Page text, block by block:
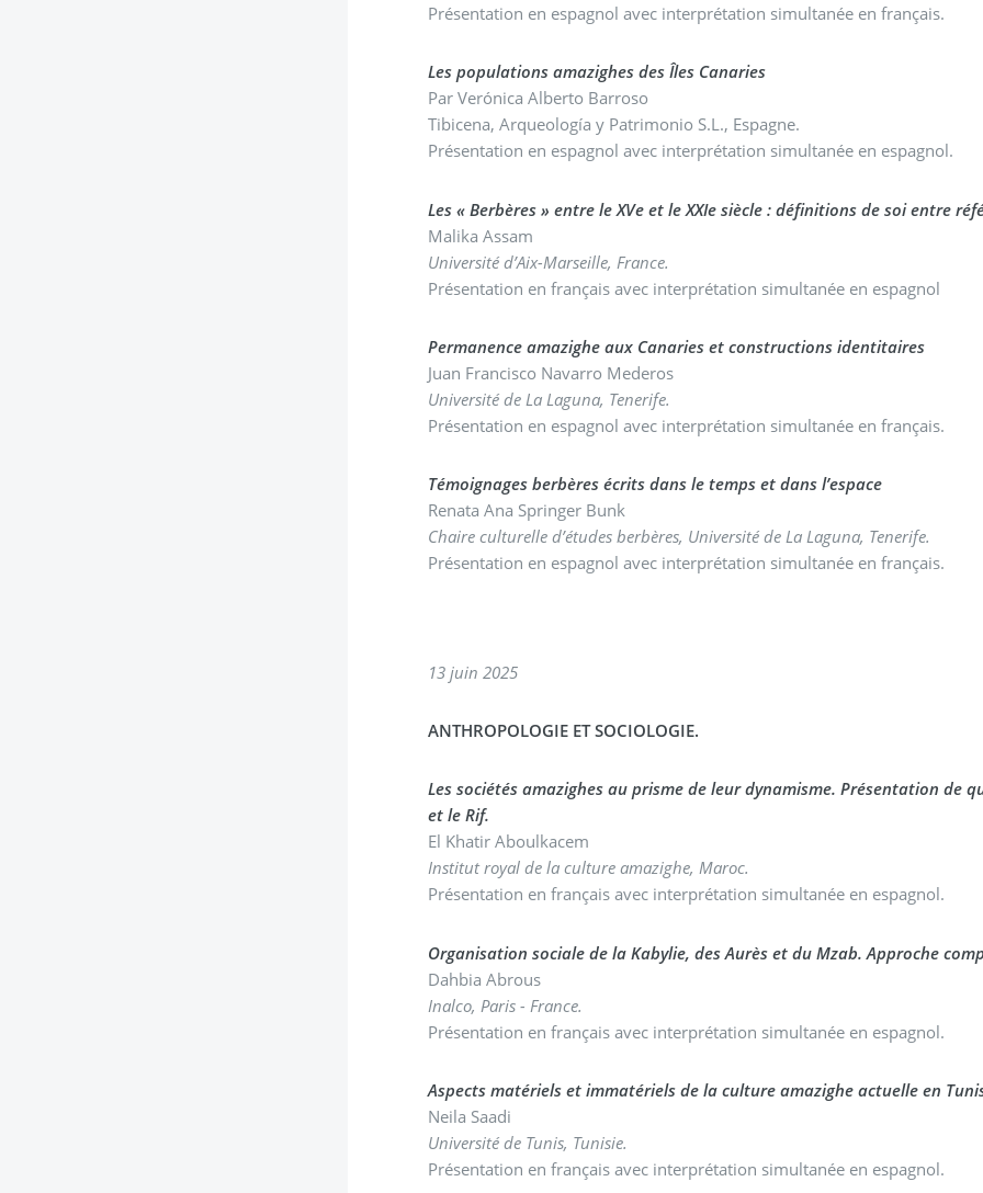
Présentation en espagnol avec interprétation simultanée en français.
Les populations amazighes des Îles Canaries
Par Verónica Alberto Barroso
Tibicena, Arqueología y Patrimonio S.L., Espagne.
Présentation en espagnol avec interprétation simultanée en espagnol.
Les « Berbères » entre le XVe et le XXIe siècle : définitions de soi entre
Malika Assam
Université d’Aix-Marseille, France.
Présentation en français avec interprétation simultanée en espagnol
Permanence amazighe aux Canaries et constructions identitaires
Juan Francisco Navarro Mederos
Université de La Laguna, Tenerife.
Présentation en espagnol avec interprétation simultanée en français.
Témoignages berbères écrits dans le temps et dans l’espace
Renata Ana Springer Bunk
Chaire culturelle d’études berbères, Université de La Laguna, Tenerife.
Présentation en espagnol avec interprétation simultanée en français.
13 juin 2025
ANTHROPOLOGIE ET SOCIOLOGIE.
Les sociétés amazighes au prisme de leur dynamisme. Présentation de
et le Rif.
El Khatir Aboulkacem
Institut royal de la culture amazighe, Maroc.
Présentation en français avec interprétation simultanée en espagnol.
Organisation sociale de la Kabylie, des Aurès et du Mzab. Approche
Dahbia Abrous
Inalco, Paris - France.
Présentation en français avec interprétation simultanée en espagnol.
Aspects matériels et immatériels de la culture amazighe actuelle en
Neila Saadi
Université de Tunis, Tunisie.
Présentation en français avec interprétation simultanée en espagnol.